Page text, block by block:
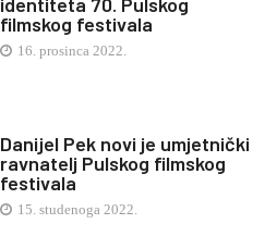
filmskog festivala
16. prosinca 2022.
Danijel Pek novi je umjetnički
ravnatelj Pulskog filmskog
festivala
15. studenoga 2022.